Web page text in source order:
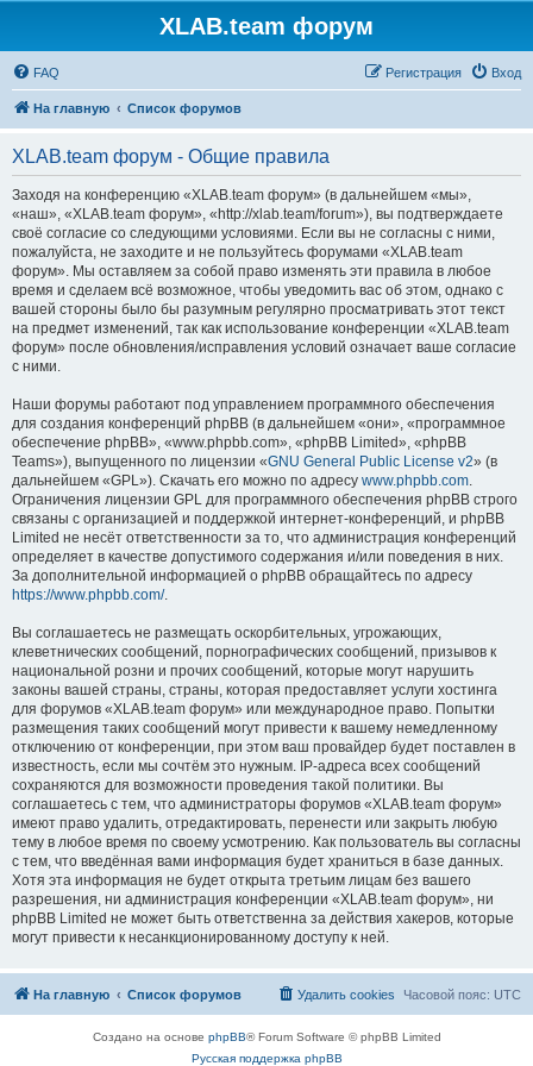
XLAB.team форум
FAQ Вход
Регистрация
На главную Список форумов
XLAB.team форум - Общие правила
Заходя на конференцию «XLAB.team форум» (в дальнейшем «мы»,
«наш», «XLAB.team форум», «http://xlab.team/forum»), вы подтверждаете
своё согласие со следующими условиями. Если вы не согласны с ними,
пожалуйста, не заходите и не пользуйтесь форумами «XLAB.team
форум». Мы оставляем за собой право изменять эти правила в любое
время и сделаем всё возможное, чтобы уведомить вас об этом, однако с
вашей стороны было бы разумным регулярно просматривать этот текст
на предмет изменений, так как использование конференции «XLAB.team
форум» после обновления/исправления условий означает ваше согласие
с ними.
Наши форумы работают под управлением программного обеспечения
для создания конференций phpBB (в дальнейшем «они», «программное
обеспечение phpBB», «www.phpbb.com», «phpBB Limited», «phpBB
Teams»), выпущенного по лицензии «GNU General Public License v2» (в
дальнейшем «GPL»). Скачать его можно по адресу www.phpbb.com.
Ограничения лицензии GPL для программного обеспечения phpBB строго
связаны с организацией и поддержкой интернет-конференций, и phpBB
Limited не несёт ответственности за то, что администрация конференций
определяет в качестве допустимого содержания и/или поведения в них.
За дополнительной информацией о phpBB обращайтесь по адресу
https://www.phpbb.com/.
Вы соглашаетесь не размещать оскорбительных, угрожающих,
клеветнических сообщений, порнографических сообщений, призывов к
национальной розни и прочих сообщений, которые могут нарушить
законы вашей страны, страны, которая предоставляет услуги хостинга
для форумов «XLAB.team форум» или международное право. Попытки
размещения таких сообщений могут привести к вашему немедленному
отключению от конференции, при этом ваш провайдер будет поставлен в
известность, если мы сочтём это нужным. IP-адреса всех сообщений
сохраняются для возможности проведения такой политики. Вы
соглашаетесь с тем, что администраторы форумов «XLAB.team форум»
имеют право удалить, отредактировать, перенести или закрыть любую
тему в любое время по своему усмотрению. Как пользователь вы согласны
с тем, что введённая вами информация будет храниться в базе данных.
Хотя эта информация не будет открыта третьим лицам без вашего
разрешения, ни администрация конференции «XLAB.team форум», ни
phpBB Limited не может быть ответственна за действия хакеров, которые
могут привести к несанкционированному доступу к ней.
На главную Список форумов Часовой пояс: UTC
Удалить cookies
Создано на основе phpBB® Forum Software © phpBB Limited
Русская поддержка phpBB